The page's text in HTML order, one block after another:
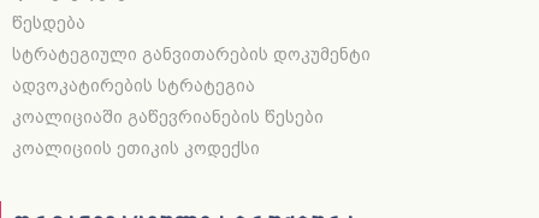
წესდება
სტრატეგიული განვითარების დოკუმენტი
ადვოკატირების სტრატეგია
კოალიციაში გაწევრიანების წესები
კოალიციის ეთიკის კოდექსი